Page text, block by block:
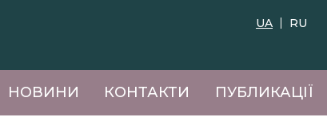
UA RU
НОВИНИ КОНТАКТИ ПУБЛИКАЦІЇ